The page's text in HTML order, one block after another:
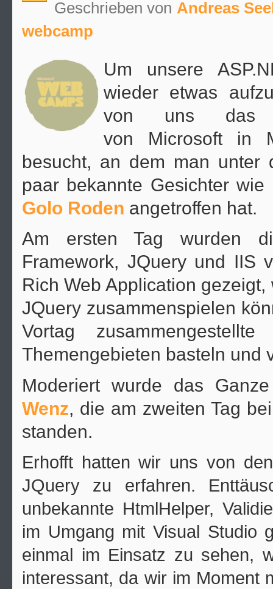
Geschrieben von Andreas
webcamp
Um unsere
wieder etwas
von uns das
von Microsoft in
besucht, an dem man unter
paar bekannte Gesichter wie
Golo Roden angetroffen hat.
Am ersten Tag wurden
Framework, JQuery und IIS
Rich Web Application
JQuery zusammenspielen
Vortag
Themengebieten basteln und
Moderiert wurde das
Wenz, die am zweiten Tag
standen.
Erhofft hatten wir uns von
JQuery zu erfahren.
unbekannte HtmlHelper,
im Umgang mit Visual Studio
einmal im Einsatz zu sehen,
interessant, da wir im Moment